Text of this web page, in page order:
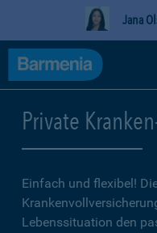
Jana
Private
Einfach und flexibel!
Lebenssituation den